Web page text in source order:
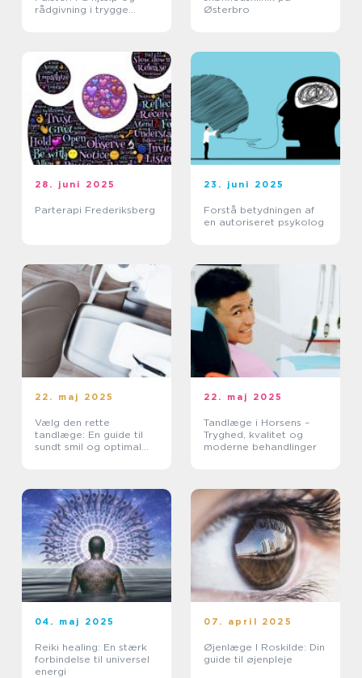
rådgivning i trygge
Østerbro
28. juni 2025
Parterapi Frederiksberg
23. juni 2025
Forstå betydningen af
en autoriseret psykolog
22. maj 2025
Vælg den rette
tandlæge: En guide til
sundt smil og optimal
22. maj 2025
Tandlæge i Horsens –
Tryghed, kvalitet og
moderne behandlinger
04. maj 2025
Reiki healing: En stærk
forbindelse til universel
energi
07. april 2025
Øjenlæge I Roskilde: Din
guide til øjenpleje